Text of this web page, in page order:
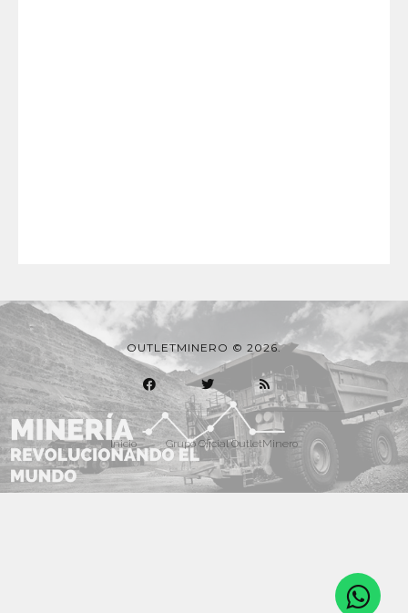
OUTLETMINERO © 2026.
Inicio Grupo Oficial OutletMinero